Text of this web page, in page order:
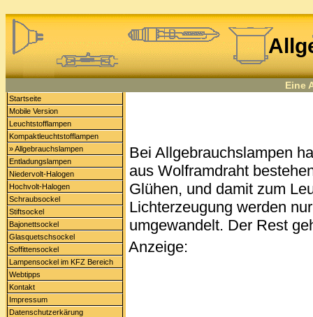
Eine
Startseite
Mobile Version
Leuchtstofflampen
Kompaktleuchtstofflampen
» Allgebrauchslampen
Entladungslampen
Niedervolt-Halogen
Hochvolt-Halogen
Schraubsockel
Stiftsockel
Bajonettsockel
Glasquetschsockel
Soffittensockel
Lampensockel im KFZ Bereich
Webtipps
Kontakt
Impressum
Datenschutzerkärung
Bei Allgebrauchslampen
aus Wolframdraht
Glühen, und damit zum
Lichterzeugung werden
umgewandelt. Der Rest
Anzeige: